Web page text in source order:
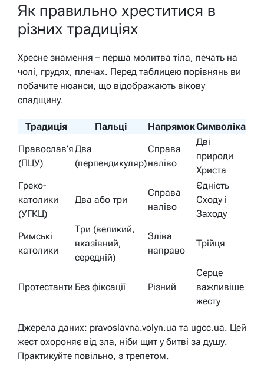
Як правильно хреститися в
різних традиціях
Хресне знамення – перша молитва тіла, печать на
чолі, грудях, плечах. Перед таблицею порівнянь ви
побачите нюанси, що відображають вікову
спадщину.
Традиція Пальці НапрямокСимволіка
Православ’я
(ПЦУ)
Два
(перпендикуляр)
Справа
наліво
Дві
природи
Христа
Греко-
католики
(УГКЦ)
Два або три
Справа
наліво
Єдність
Сходу і
Заходу
Римські
католики
Три (великий,
вказівний,
середній)
Зліва
направо
Трійця
Протестанти Без фіксації Різний
Серце
важливіше
жесту
Джерела даних: pravoslavna.volyn.ua та ugcc.ua. Цей
жест охороняє від зла, ніби щит у битві за душу.
Практикуйте повільно, з трепетом.